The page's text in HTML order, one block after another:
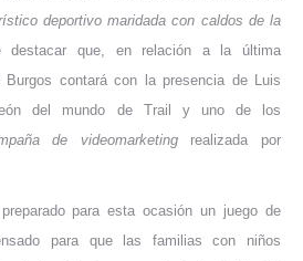
deportivo maridada con caldos de la
destacar que, en relación a la última
contará con la presencia de Luis
del mundo de Trail y uno de los
de videomarketingrealizada por
para esta ocasión un juego de
para que las familias con niños